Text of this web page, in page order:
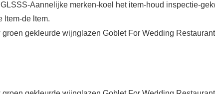
Aannelijke merken-koel het item-houd inspectie-
ltem-de ltem.